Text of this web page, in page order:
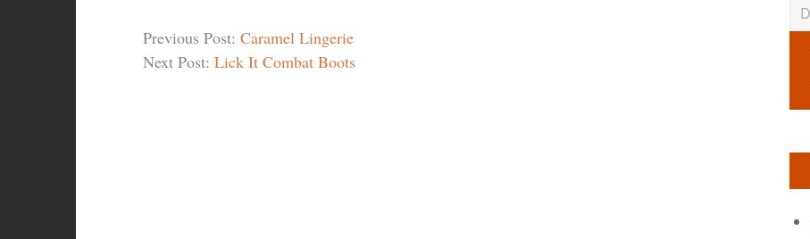
Previous Post: Caramel Lingerie
Next Post: Lick It Combat Boots